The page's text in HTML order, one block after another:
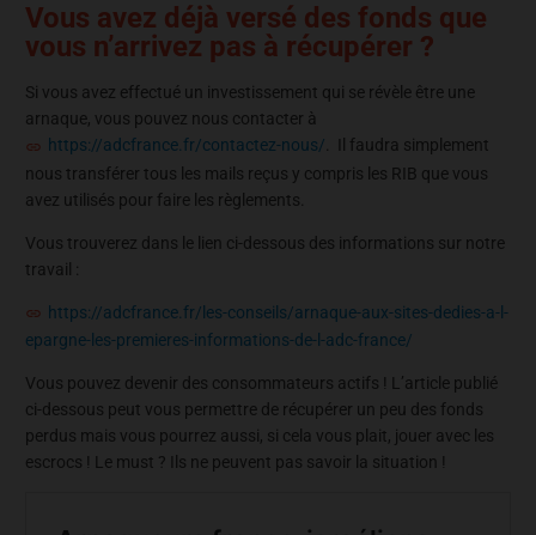
Vous avez déjà versé des fonds que
vous n’arrivez pas à récupérer ?
Si vous avez effectué un investissement qui se révèle être une
arnaque, vous pouvez nous contacter à
https://adcfrance.fr/contactez-nous/. Il faudra simplement
nous transférer tous les mails reçus y compris les RIB que vous
avez utilisés pour faire les règlements.
Vous trouverez dans le lien ci-dessous des informations sur notre
travail :
https://adcfrance.fr/les-conseils/arnaque-aux-sites-dedies-a-l-
epargne-les-premieres-informations-de-l-adc-france/
Vous pouvez devenir des consommateurs actifs ! L’article publié
ci-dessous peut vous permettre de récupérer un peu des fonds
perdus mais vous pourrez aussi, si cela vous plait, jouer avec les
escrocs ! Le must ? Ils ne peuvent pas savoir la situation !